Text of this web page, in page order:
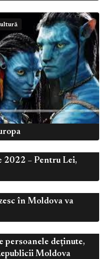
2022 – Pentru Lei,
în Moldova va
persoanele deținute,
Moldova